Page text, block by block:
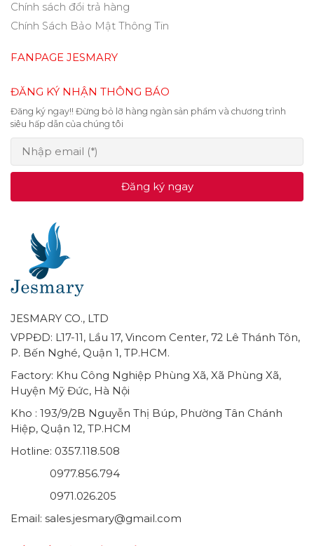
Chính sách đổi trả hàng
Chính Sách Bảo Mật Thông Tin
FANPAGE JESMARY
ĐĂNG KÝ NHẬN THÔNG BÁO
Đăng ký ngay!! Đừng bỏ lỡ hàng ngàn sản phẩm và chương trình
siêu hấp dẫn của chúng tôi
Đăng ký ngay
JESMARY CO., LTD
VPPĐD: L17-11, Lầu 17, Vincom Center, 72 Lê Thánh Tôn,
P. Bến Nghé, Quận 1, TP.HCM.
Factory: Khu Công Nghiệp Phùng Xã, Xã Phùng Xã,
Huyện Mỹ Đức, Hà Nội
Kho : 193/9/2B Nguyễn Thị Búp, Phường Tân Chánh
Hiệp, Quận 12, TP.HCM
Hotline: 0357.118.508
0977.856.794
0971.026.205
Email: sales.jesmary@gmail.com